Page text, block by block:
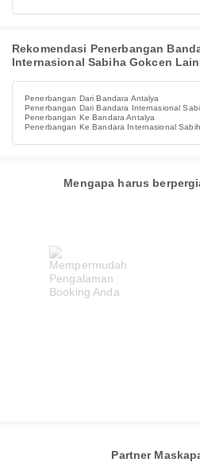
Rekomendasi Penerbangan
Internasional Sabiha Gokcen
Penerbangan Dari Bandara Antalya
Penerbangan Dari Bandara Internasional
Penerbangan Ke Bandara Antalya
Penerbangan Ke Bandara Internasional
Mengapa harus
Partner